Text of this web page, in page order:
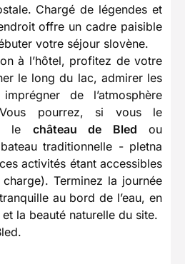
Chargé de légendes et
offre un cadre paisible
votre séjour slovène.
à l’hôtel, profitez de votre
le long du lac, admirer les
de l’atmosphère
pourrez, si vous le
le château de Bled ou
traditionnelle - pletna
activités étant accessibles
Terminez la journée
au bord de l’eau, en
la beauté naturelle du site.